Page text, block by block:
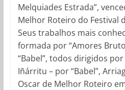
Melquiades Estrada”,
Melhor Roteiro do Festival
Seus trabalhos mais
formada por “Amores
“Babel”, todos dirigidos
Iñárritu – por “Babel”,
Oscar de Melhor Roteiro